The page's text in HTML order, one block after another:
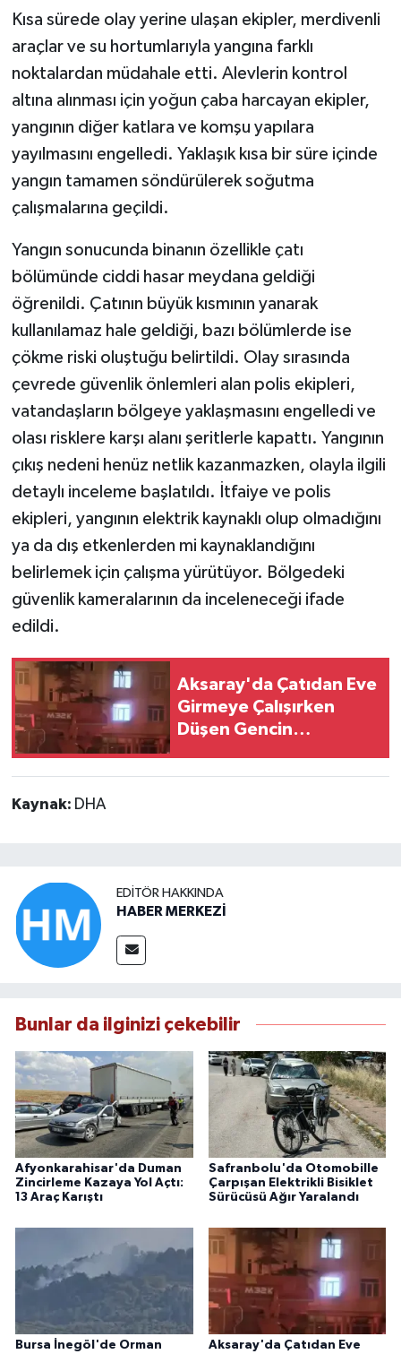
Kısa sürede olay yerine ulaşan ekipler, merdivenli
araçlar ve su hortumlarıyla yangına farklı
noktalardan müdahale etti. Alevlerin kontrol
altına alınması için yoğun çaba harcayan ekipler,
yangının diğer katlara ve komşu yapılara
yayılmasını engelledi. Yaklaşık kısa bir süre içinde
yangın tamamen söndürülerek soğutma
çalışmalarına geçildi.
Yangın sonucunda binanın özellikle çatı
bölümünde ciddi hasar meydana geldiği
öğrenildi. Çatının büyük kısmının yanarak
kullanılamaz hale geldiği, bazı bölümlerde ise
çökme riski oluştuğu belirtildi. Olay sırasında
çevrede güvenlik önlemleri alan polis ekipleri,
vatandaşların bölgeye yaklaşmasını engelledi ve
olası risklere karşı alanı şeritlerle kapattı. Yangının
çıkış nedeni henüz netlik kazanmazken, olayla ilgili
detaylı inceleme başlatıldı. İtfaiye ve polis
ekipleri, yangının elektrik kaynaklı olup olmadığını
ya da dış etkenlerden mi kaynaklandığını
belirlemek için çalışma yürütüyor. Bölgedeki
güvenlik kameralarının da inceleneceği ifade
edildi.
Aksaray'da Çatıdan Eve
Girmeye Çalışırken
Düşen Gencin
Çıktı
Kaynak: DHA
EDITÖR HAKKINDA
HABER MERKEZİ
Bunlar da ilginizi çekebilir
Afyonkarahisar'da Duman
Zincirleme Kazaya Yol Açtı:
13 Araç Karıştı
Safranbolu'da Otomobille
Çarpışan Elektrikli Bisiklet
Sürücüsü Ağır Yaralandı
Bursa İnegöl'de Orman
Aksaray'da Çatıdan Eve